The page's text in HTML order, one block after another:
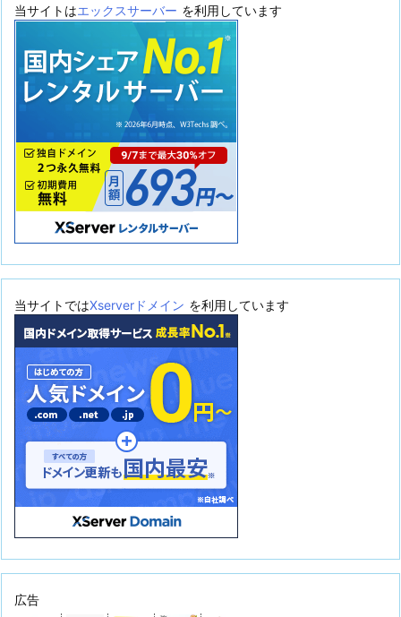
当サイトはエックスサーバー を利用しています
当サイトではXserverドメイン を利用しています
広告